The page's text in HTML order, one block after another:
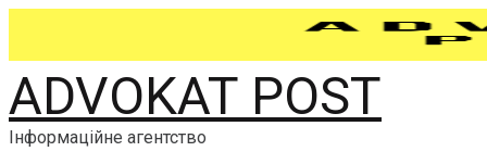
ADVOKAT POST
Інформаційне агентство